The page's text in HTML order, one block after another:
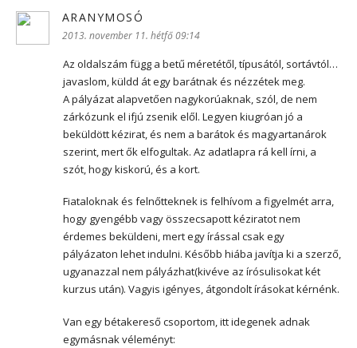
ARANYMOSÓ
2013. november 11. hétfő 09:14
Az oldalszám függ a betű méretétől, típusától, sortávtól…
javaslom, küldd át egy barátnak és nézzétek meg.
A pályázat alapvetően nagykorúaknak, szól, de nem
zárkózunk el ifjú zsenik elől. Legyen kiugróan jó a
beküldött kézirat, és nem a barátok és magyartanárok
szerint, mert ők elfogultak. Az adatlapra rá kell írni, a
szót, hogy kiskorú, és a kort.
Fiataloknak és felnőtteknek is felhívom a figyelmét arra,
hogy gyengébb vagy összecsapott kéziratot nem
érdemes beküldeni, mert egy írással csak egy
pályázaton lehet indulni. Később hiába javítja ki a szerző,
ugyanazzal nem pályázhat(kivéve az írósulisokat két
kurzus után). Vagyis igényes, átgondolt írásokat kérnénk.
Van egy bétakereső csoportom, itt idegenek adnak
egymásnak véleményt: